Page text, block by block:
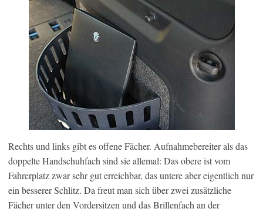
Rechts und links gibt es offene Fächer. Aufnahmebereiter als das
doppelte Handschuhfach sind sie allemal: Das obere ist vom
Fahrerplatz zwar sehr gut erreichbar, das untere aber eigentlich nur
ein besserer Schlitz. Da freut man sich über zwei zusätzliche
Fächer unter den Vordersitzen und das Brillenfach an der